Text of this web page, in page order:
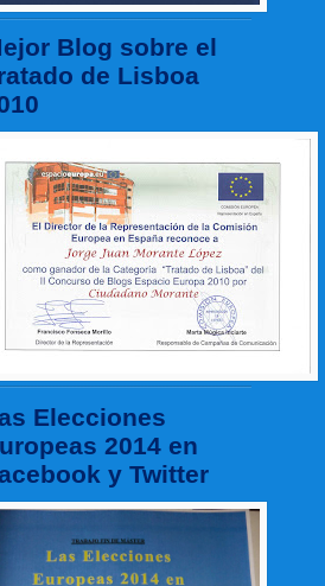
Blog sobre el
de Lisboa
Elecciones
2014 en
y Twitter